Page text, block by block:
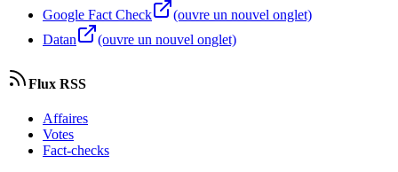
Google Fact Check
(ouvre un nouvel onglet)
Datan
(ouvre un nouvel onglet)
Flux RSS
Affaires
Votes
Fact-checks